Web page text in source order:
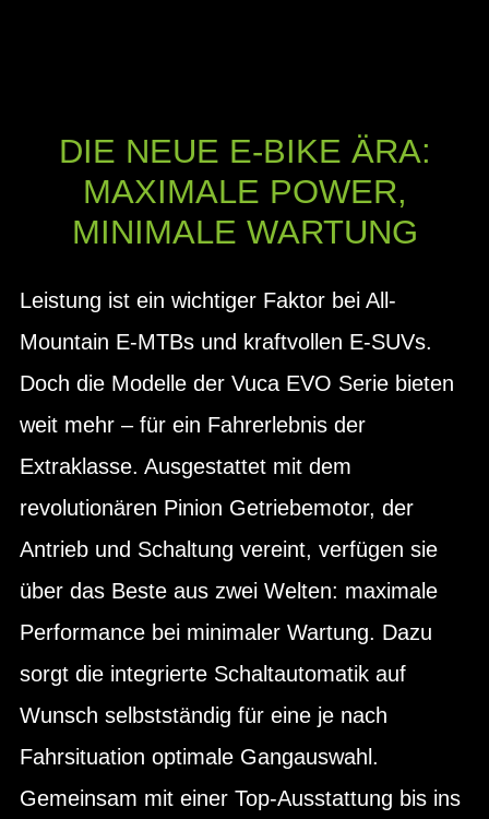
DIE NEUE E-BIKE ÄRA:
MAXIMALE POWER,
MINIMALE WARTUNG
Leistung ist ein wichtiger Faktor bei All-
Mountain E-MTBs und kraftvollen E-SUVs.
Doch die Modelle der Vuca EVO Serie bieten
weit mehr – für ein Fahrerlebnis der
Extraklasse. Ausgestattet mit dem
revolutionären Pinion Getriebemotor, der
Antrieb und Schaltung vereint, verfügen sie
über das Beste aus zwei Welten: maximale
Performance bei minimaler Wartung. Dazu
sorgt die integrierte Schaltautomatik auf
Wunsch selbstständig für eine je nach
Fahrsituation optimale Gangauswahl.
Gemeinsam mit einer Top-Ausstattung bis ins